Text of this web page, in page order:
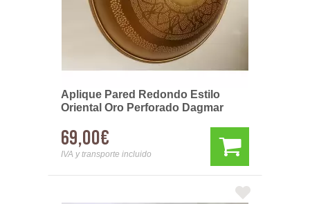
Aplique Pared Redondo Estilo
Oriental Oro Perforado Dagmar
69,00€
IVA y transporte incluido